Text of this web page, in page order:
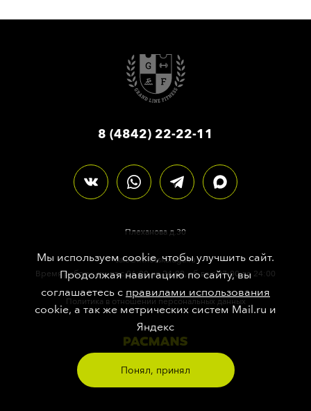
8 (4842) 22-22-11
Плеханова д.30
sale@fitnesskaluga.ru
Время работы: пн-пт с 06:00 до 24:00, сб-вс с 07:00 до 24:00
Политика в отношении персональных данных
Великого и Ужасного Фитнеса
Мы используем cookie, чтобы улучшить сайт.
Продолжая навигацию по сайту, вы
соглашаетесь с правилами использования
cookie, а так же метрических систем Mail.ru и
Яндекс
Понял, принял